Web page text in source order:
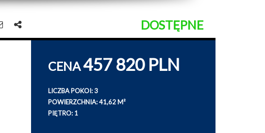
DOSTĘPNE
CENA457 820 PLN
LICZBA POKOI: 3
POWIERZCHNIA: 41,62 M²
PIĘTRO: 1